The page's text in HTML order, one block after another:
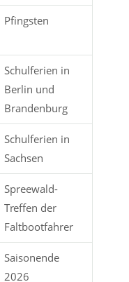
Pfingsten
Schulferien in
Berlin und
Brandenburg
Schulferien in
Sachsen
Spreewald-
Treffen der
Faltbootfahrer
Saisonende
2026